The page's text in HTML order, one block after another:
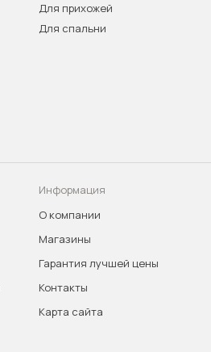
Для прихожей
Для спальни
Информация
О компании
Магазины
Гарантия лучшей цены
Контакты
Карта сайта